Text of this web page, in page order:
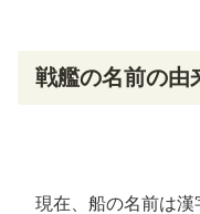
戦艦の名前の由
現在、船の名前は漢